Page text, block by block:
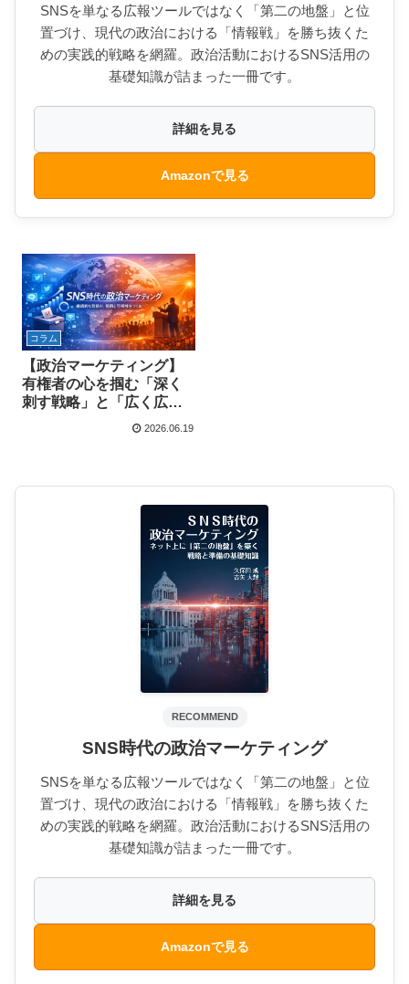
SNSを単なる広報ツールではなく「第二の地盤」と位
置づけ、現代の政治における「情報戦」を勝ち抜くた
めの実践的戦略を網羅。政治活動におけるSNS活用の
基礎知識が詰まった一冊です。
詳細を見る
Amazonで見る
コラム
【政治マーケティング】
有権者の心を掴む「深く
刺す戦略」と「広く広げ
る戦略」の二輪駆動
2026.06.19
RECOMMEND
SNS時代の政治マーケティング
SNSを単なる広報ツールではなく「第二の地盤」と位
置づけ、現代の政治における「情報戦」を勝ち抜くた
めの実践的戦略を網羅。政治活動におけるSNS活用の
基礎知識が詰まった一冊です。
詳細を見る
Amazonで見る